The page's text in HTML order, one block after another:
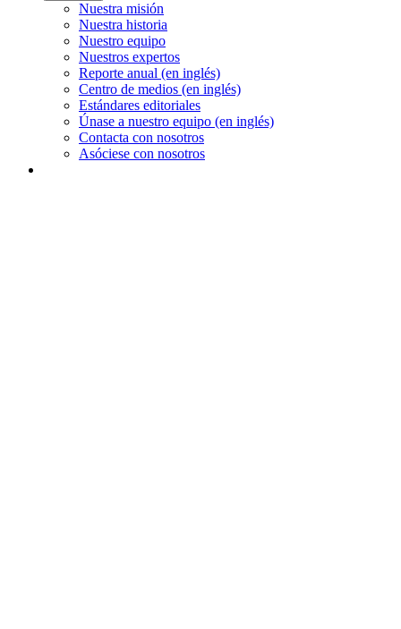
Nuestra misión
Nuestra historia
Nuestro equipo
Nuestros expertos
Reporte anual (en inglés)
Centro de medios (en inglés)
Estándares editoriales
Únase a nuestro equipo (en inglés)
Contacta con nosotros
Asóciese con nosotros